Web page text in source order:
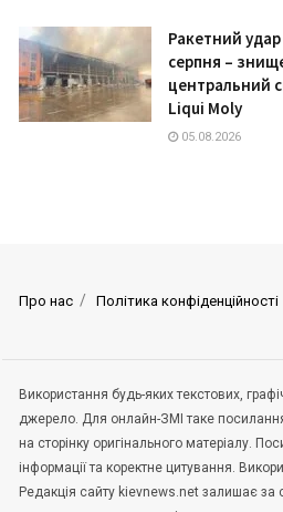
Ракетний
серпня –
центральний
Liqui Moly
05.08.2026
Про нас Політика конфіденційності
Використання будь-яких текстових,
джерело. Для онлайн-ЗМІ таке
на сторінку оригінального матеріалу.
інформації та коректне цитування.
Редакція сайту kievnews.net залишає за